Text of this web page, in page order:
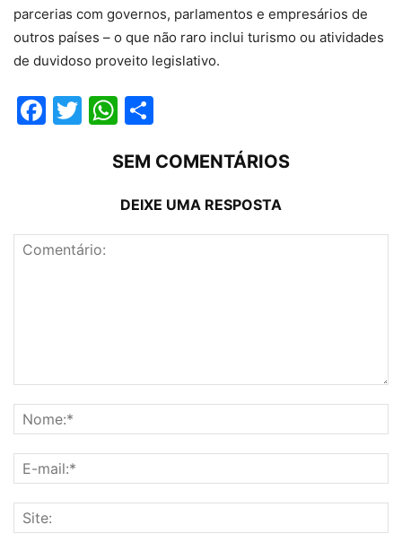
parcerias com governos, parlamentos e empresários de
outros países – o que não raro inclui turismo ou atividades
de duvidoso proveito legislativo.
Facebook
TwitterWhatsApp
SEM COMENTÁRIOS
DEIXE UMA RESPOSTA